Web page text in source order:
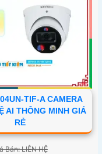
TIF-A CAMERA
AI THÔNG MINH GIÁ
RẺ
Bán: LIÊN HỆ